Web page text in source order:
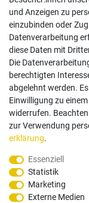
Zahlungsarten
Paypal
Versand Dienstleister
und Anzeigen zu
einzubinden oder
Datenverarbeitung
diese Daten mit
Die
berechtigten
abgelehnt werden.
Einwilligung zu
widerrufen. Beachten
zur Verwendung
erklärung.
Essenziell
Statistik
Marketing
Externe Medien